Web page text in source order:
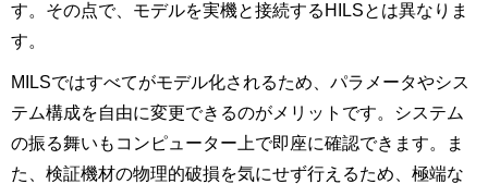
す。その点で、モデルを実機と接続するHILSとは異なりま
す。
MILSではすべてがモデル化されるため、パラメータやシス
テム構成を自由に変更できるのがメリットです。システム
の振る舞いもコンピューター上で即座に確認できます。ま
た、検証機材の物理的破損を気にせず行えるため、極端な